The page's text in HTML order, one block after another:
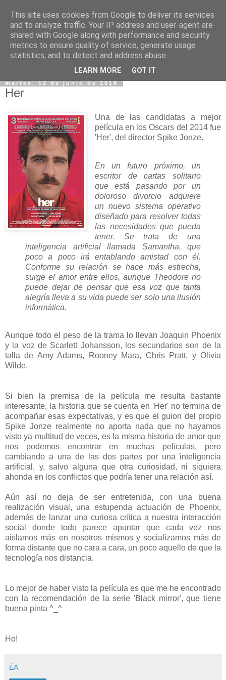
martes, 12 de junio de 2018
Her
Una de las candidatas a mejor
película en los Oscars del 2014 fue
'Her', del director Spike Jonze.
En un futuro próximo, un
escritor de cartas solitario
que está pasando por un
doloroso divorcio adquiere
un nuevo sistema operativo
diseñado para resolver todas
las necesidades que pueda
tener. Se trata de una
inteligencia artificial llamada Samantha, que
poco a poco irá entablando amistad con él.
Conforme su relación se hace más estrecha,
surge el amor entre ellos, aunque Theodore no
puede dejar de pensar que esa voz que tanta
alegría lleva a su vida puede ser solo una ilusión
informática.
Aunque todo el peso de la trama lo llevan Joaquin Phoenix
y la voz de Scarlett Johansson, los secundarios son de la
talla de Amy Adams, Rooney Mara, Chris Pratt, y Olivia
Wilde.
Si bien la premisa de la película me resulta bastante
interesante, la historia que se cuenta en 'Her' no termina de
acompañar esas expectativas, y es que el guion del propio
Spike Jonze realmente no aporta nada que no hayamos
visto ya multitud de veces, es la misma historia de amor que
nos podemos encontrar en muchas películas, pero
cambiando a una de las dos partes por una inteligencia
artificial, y, salvo alguna que otra curiosidad, ni siquiera
ahonda en los conflictos que podría tener una relación así.
Aún así no deja de ser entretenida, con una buena
realización visual, una estupenda actuación de Phoenix,
además de lanzar una curiosa crítica a nuestra interacción
social donde todo parece apuntar que cada vez nos
aislamos más en nosotros mismos y socializamos más de
forma distante que no cara a cara, un poco aquello de que la
tecnología nos distancia.
Lo mejor de haber visto la película es que me he encontrado
con la recomendación de la serie 'Black mirror', que tiene
buena pinta ^_^
Ho!
ÉA
This site uses cookies from Google to deliver its services
and to analyze traffic. Your IP address and user-agent are
shared with Google along with performance and security
metrics to ensure quality of service, generate usage
statistics, and to detect and address abuse.
LEARN MORE GOT IT